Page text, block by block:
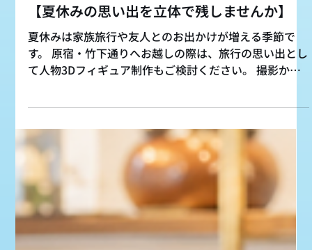
夏休みは家族旅行や友人とのお出かけが増える季節で
す。 原宿・竹下通りへお越しの際は、旅行の思い出とし
て人物3Dフィギュア制作もご検討ください。 撮影から
制作、発送までワンストップで対応し、完成後はご自宅
へお届けします。 旅行の一日を、立体の思い出として残
したい方をお待ちしています。 #夏休み #原宿観光 #旅
行記念 #3Dフィギュア